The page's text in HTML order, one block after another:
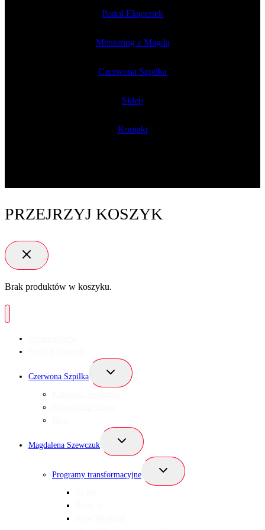
Portal Ekspertek
Mentoring z Magdą
Czerwona Szpilka
Sklep
Kontakt
PRZEJRZYJ KOSZYK
Brak produktów w koszyku.
Czerwona Szpilka
Przełącz
podrzędne
Magdalena Szewczuk
Przełącz
podrzędne
Programy transformacyjne
Przełącz
podrzędne